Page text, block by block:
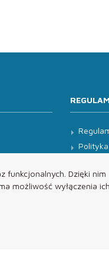
Dzięki nim
możliwość wyłączenia